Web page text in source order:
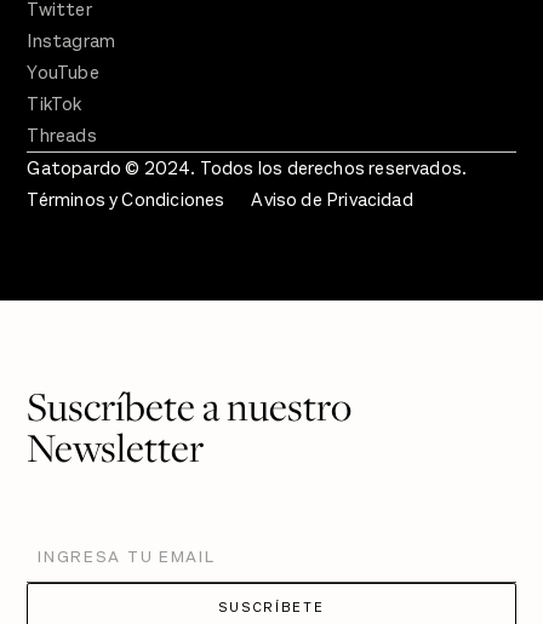
Twitter
Instagram
YouTube
TikTok
Threads
Gatopardo © 2024. Todos los derechos reservados.
Términos y Condiciones
Aviso de Privacidad
Suscríbete a nuestro
Newsletter